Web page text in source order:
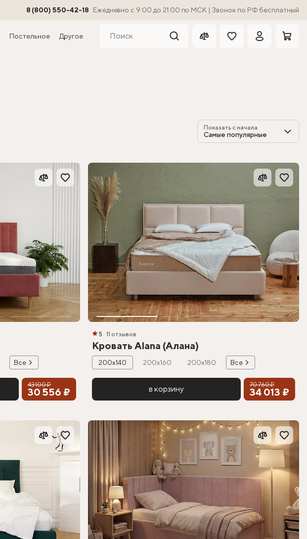
8 (800) 550-42-18 Ежедневно с 9:00 до 21:00 по МСК | Звонок по РФ бесплатный
Постельное Другое
Показать с начала
Самые популярные
Все
43 100 ₽
30 556 ₽
5 11 отзывов
Кровать Alana (Алана)
200х140 200х160 200х180 Все
в корзину 70 760 ₽
34 013 ₽